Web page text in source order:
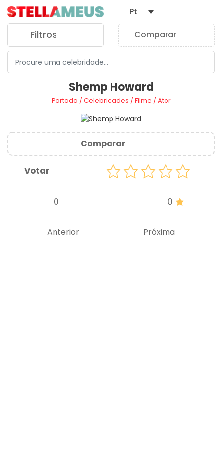
Filtros Comparar
Pt
Shemp Howard
Portada /Celebridades /Filme /Ator
Comparar
Votar
0 0
Próxima
Anterior